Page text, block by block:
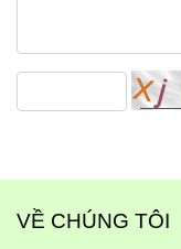
VỀ CHÚNG TÔI